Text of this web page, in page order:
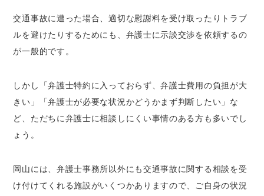
企業法務
各市区町村の相談窓口
法テラス
岡山県弁護士会法律相談センター、および巡
岡山県警察・警察相談室
岡山県行政書士会無料相談会
岡山県地方検察庁
公益財団法人交通事故紛争処理センター
公益財団法人日弁連交通事故相談センター
交通事故に遭った場合、適切な慰謝料を受け取ったりトラブ
ルを避けたりするためにも、弁護士に示談交渉を依頼するの
が一般的です。
しかし「弁護士特約に入っておらず、弁護士費用の負担が大
きい」「弁護士が必要な状況かどうかまず判断したい」な
ど、ただちに弁護士に相談しにくい事情のある方も多いでし
ょう。
岡山には、弁護士事務所以外にも交通事故に関する相談を受
け付けてくれる施設がいくつかありますので、ご自身の状況